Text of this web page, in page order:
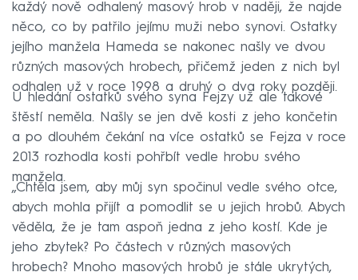
každý nově odhalený masový hrob v naději, že najde
něco, co by patřilo jejímu muži nebo synovi. Ostatky
jejího manžela Hameda se nakonec našly ve dvou
různých masových hrobech, přičemž jeden z nich byl
odhalen už v roce 1998 a druhý o dva roky později.
U hledání ostatků svého syna Fejzy už ale takové
štěstí neměla. Našly se jen dvě kosti z jeho končetin
a po dlouhém čekání na více ostatků se Fejza v roce
2013 rozhodla kosti pohřbít vedle hrobu svého
manžela.
„Chtěla jsem, aby můj syn spočinul vedle svého otce,
abych mohla přijít a pomodlit se u jejich hrobů. Abych
věděla, že je tam aspoň jedna z jeho kostí. Kde je
jeho zbytek? Po částech v různých masových
hrobech? Mnoho masových hrobů je stále ukrytých,